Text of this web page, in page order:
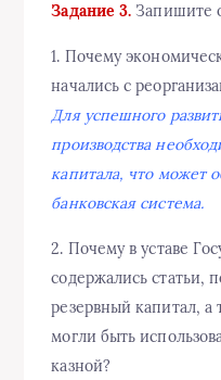
Задание 3. Запишите
1. Почему
начались с
Для успешного
производства
капитала, что может
банковская система.
2. Почему в уставе
содержались статьи,
резервный капитал, а
могли быть
казной?